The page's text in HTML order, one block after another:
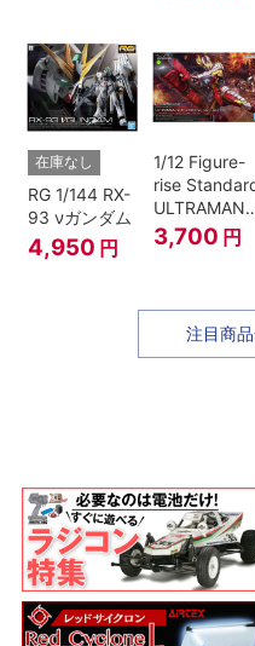
在庫なし
RG 1/144 RX-
93 νガンダム
4,950 円
1/12 Figure-
rise
ULTRAMAN
SUIT ZERO
〈SC仕様〉
3,700 円
注目商